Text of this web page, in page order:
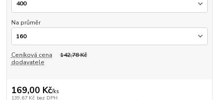
Na průměr
Ceníková cena
dodavatele
142,78 Kč
169,00 Kč/ks
139,67 Kč bez DPH